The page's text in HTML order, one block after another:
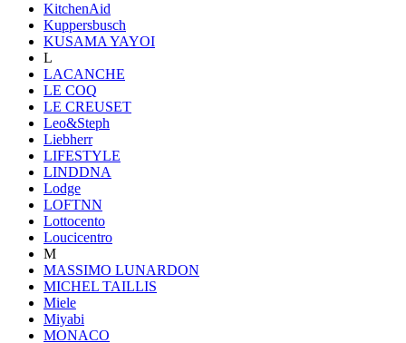
KitchenAid
Kuppersbusch
KUSAMA YAYOI
L
LACANCHE
LE COQ
LE CREUSET
Leo&Steph
Liebherr
LIFESTYLE
LINDDNA
Lodge
LOFTNN
Lottocento
Loucicentro
M
MASSIMO LUNARDON
MICHEL TAILLIS
Miele
Miyabi
MONACO